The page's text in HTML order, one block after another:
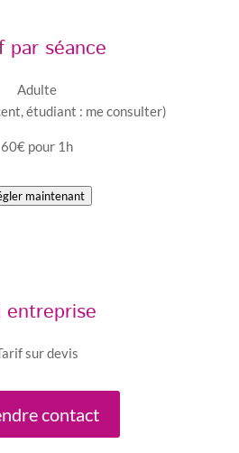
par séance
Adulte
étudiant : me consulter)
60€ pour 1h
maintenant
entreprise
sur devis
contact